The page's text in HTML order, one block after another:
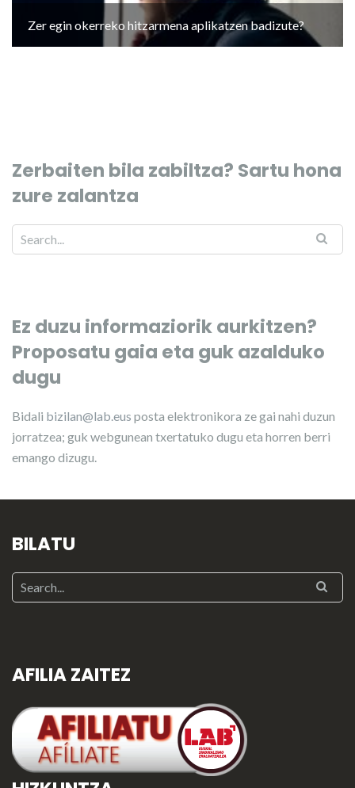
Zer egin okerreko hitzarmena aplikatzen badizute?
Zerbaiten bila zabiltza? Sartu hona
zure zalantza
Ez duzu informaziorik aurkitzen?
Proposatu gaia eta guk azalduko
dugu
Bidali bizilan@lab.eus posta elektronikora ze gai nahi duzun
jorratzea; guk webgunean txertatuko dugu eta horren berri
emango dizugu.
BILATU
AFILIA ZAITEZ